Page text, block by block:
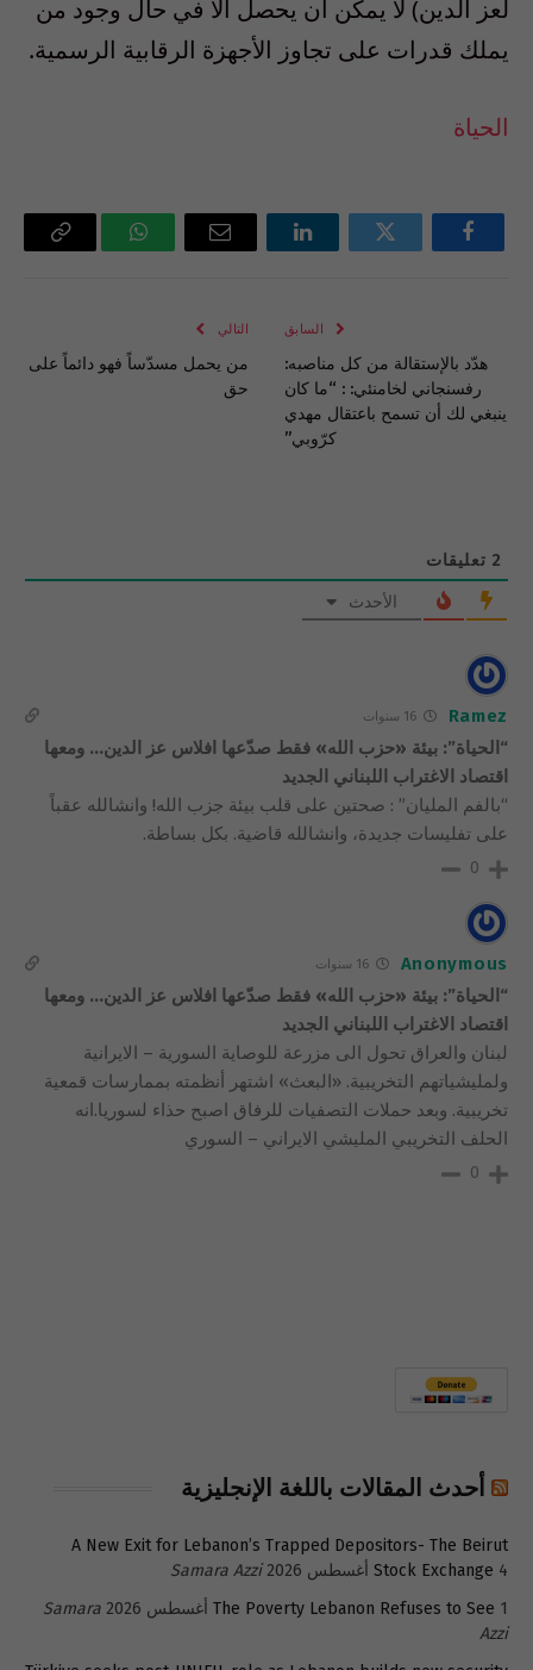
لعز الدين) لا يمكن ان يحصل الا في حال وجود من
يملك قدرات على تجاوز الأجهزة الرقابية الرسمية.
الحياة
فيسبوك تويتر لينكدإن
البريد
واتساب Copy
السابق
هدّد بالإستقالة من كل مناصبه:
رفسنجاني لخامنئي: : “ما كان
ينبغي لك أن تسمح باعتقال مهدي
كرّوبي”
التالي
من يحمل مسدّساً فهو دائماً على
حق
2 تعليقات
الأحدث
Ramez 16 سنوات
“الحياة”: بيئة «حزب الله» فقط صدّعها افلاس عز الدين… ومعها
اقتصاد الاغتراب اللبناني الجديد
“بالفم المليان” : صحتين على قلب بيئة جزب الله! وانشالله عقباً
على تفليسات جديدة، وانشالله قاضية. بكل بساطة.
0
Anonymous 16 سنوات
“الحياة”: بيئة «حزب الله» فقط صدّعها افلاس عز الدين… ومعها
اقتصاد الاغتراب اللبناني الجديد
لبنان والعراق تحول الى مزرعة للوصاية السورية – الايرانية
ولمليشياتهم التخريبية. «البعث» اشتهر أنظمته بممارسات قمعية
تخريبية. وبعد حملات التصفيات للرفاق اصبح حذاء لسوريا.انه
الحلف التخريبي المليشي الايراني – السوري
0
أحدث المقالات باللغة الإنجليزية
A New Exit for Lebanon’s Trapped Depositors- The Beirut
Stock Exchange 4 أغسطس 2026
Samara Azzi
The Poverty Lebanon Refuses to See 1 أغسطس 2026
Samara
Azzi